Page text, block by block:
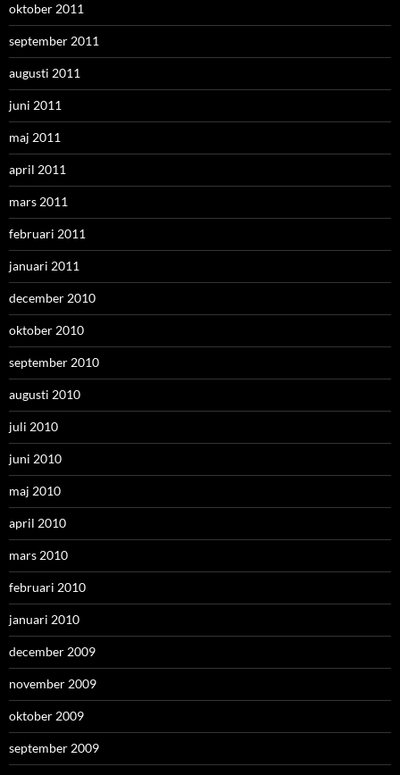
oktober 2011
september 2011
augusti 2011
juni 2011
maj 2011
april 2011
mars 2011
februari 2011
januari 2011
december 2010
oktober 2010
september 2010
augusti 2010
juli 2010
juni 2010
maj 2010
april 2010
mars 2010
februari 2010
januari 2010
december 2009
november 2009
oktober 2009
september 2009